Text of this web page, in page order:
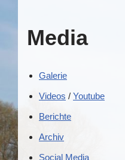
Media
Galerie
Videos / Youtube
Berichte
Archiv
Social Media